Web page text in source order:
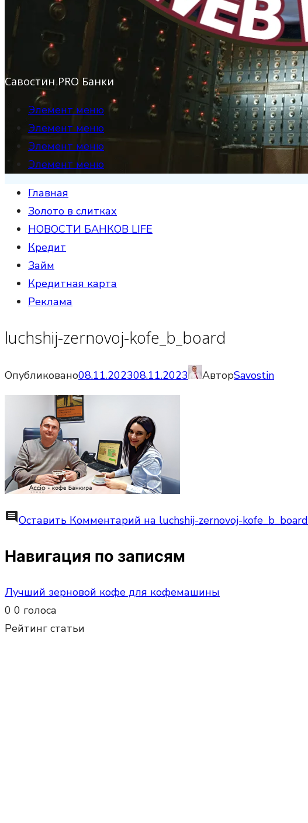
Савостин PRO Банки
Элемент меню
Элемент меню
Элемент меню
Элемент меню
Главная
Золото в слитках
НОВОСТИ БАНКОВ LIFE
Кредит
Займ
Кредитная карта
Реклама
luchshij-zernovoj-kofe_b_board
Опубликовано08.11.202308.11.2023 АвторSavostin
commentОставить Комментарий на luchshij-zernovoj-kofe_b_board
Навигация по записям
Лучший зерновой кофе для кофемашины
0 0 голоса
Рейтинг статьи